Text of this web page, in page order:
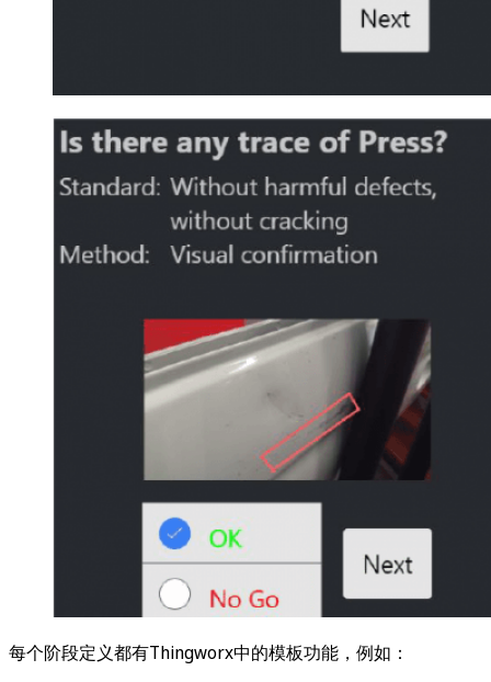
每个阶段定义都有Thingworx中的模板功能，例如：